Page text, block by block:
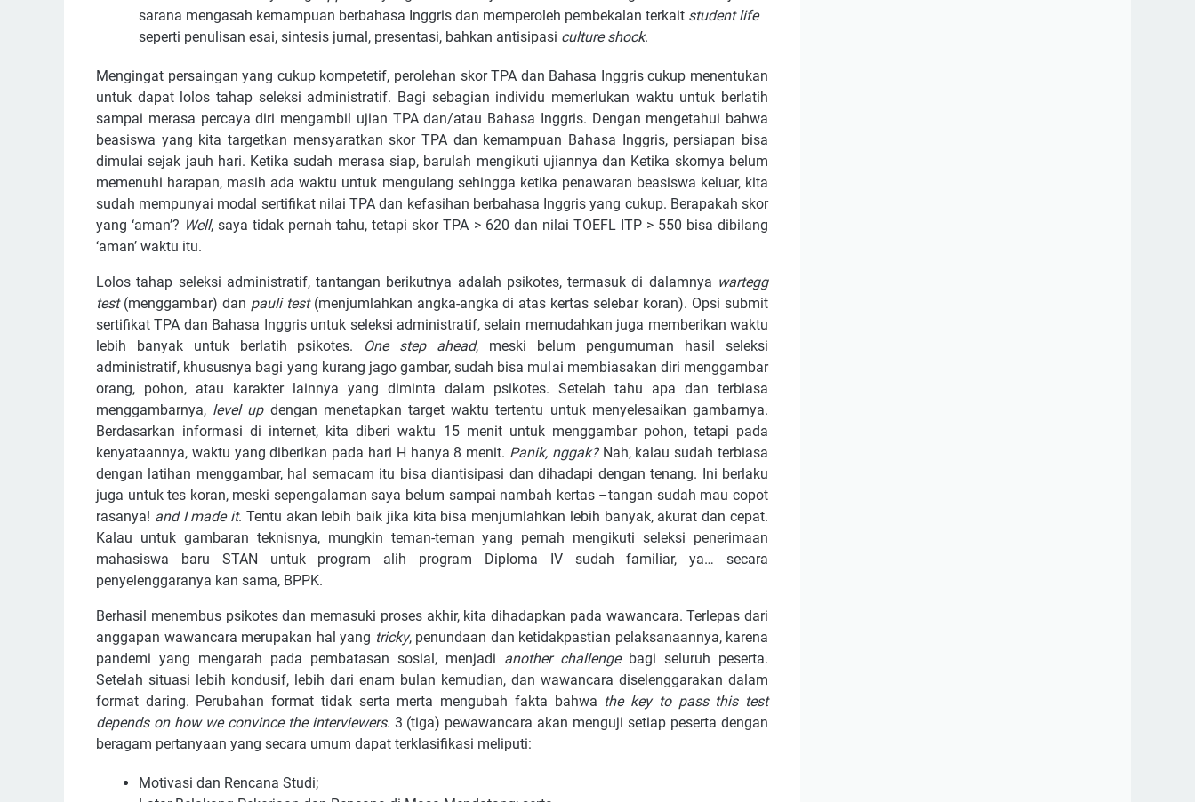
sarana mengasah kemampuan berbahasa Inggris dan memperoleh pembekalan terkait student life
seperti penulisan esai, sintesis jurnal, presentasi, bahkan antisipasi culture shock.
Mengingat persaingan yang cukup kompetetif, perolehan skor TPA dan Bahasa Inggris cukup menentukan
untuk dapat lolos tahap seleksi administratif. Bagi sebagian individu memerlukan waktu untuk berlatih
sampai merasa percaya diri mengambil ujian TPA dan/atau Bahasa Inggris. Dengan mengetahui bahwa
beasiswa yang kita targetkan mensyaratkan skor TPA dan kemampuan Bahasa Inggris, persiapan bisa
dimulai sejak jauh hari. Ketika sudah merasa siap, barulah mengikuti ujiannya dan Ketika skornya belum
memenuhi harapan, masih ada waktu untuk mengulang sehingga ketika penawaran beasiswa keluar, kita
sudah mempunyai modal sertifikat nilai TPA dan kefasihan berbahasa Inggris yang cukup. Berapakah skor
yang ‘aman’? Well, saya tidak pernah tahu, tetapi skor TPA > 620 dan nilai TOEFL ITP > 550 bisa dibilang
‘aman’ waktu itu.
Lolos tahap seleksi administratif, tantangan berikutnya adalah psikotes, termasuk di dalamnya wartegg
test(menggambar) dan pauli test(menjumlahkan angka-angka di atas kertas selebar koran). Opsi submit
sertifikat TPA dan Bahasa Inggris untuk seleksi administratif, selain memudahkan juga memberikan waktu
lebih banyak untuk berlatih psikotes. One step ahead, meski belum pengumuman hasil seleksi
administratif, khususnya bagi yang kurang jago gambar, sudah bisa mulai membiasakan diri menggambar
orang, pohon, atau karakter lainnya yang diminta dalam psikotes. Setelah tahu apa dan terbiasa
menggambarnya, level updengan menetapkan target waktu tertentu untuk menyelesaikan gambarnya.
Berdasarkan informasi di internet, kita diberi waktu 15 menit untuk menggambar pohon, tetapi pada
kenyataannya, waktu yang diberikan pada hari H hanya 8 menit. Panik, nggak?Nah, kalau sudah terbiasa
dengan latihan menggambar, hal semacam itu bisa diantisipasi dan dihadapi dengan tenang. Ini berlaku
juga untuk tes koran, meski sepengalaman saya belum sampai nambah kertas –tangan sudah mau copot
rasanya! and I made it. Tentu akan lebih baik jika kita bisa menjumlahkan lebih banyak, akurat dan cepat.
Kalau untuk gambaran teknisnya, mungkin teman-teman yang pernah mengikuti seleksi penerimaan
mahasiswa baru STAN untuk program alih program Diploma IV sudah familiar, ya… secara
penyelenggaranya kan sama, BPPK.
Berhasil menembus psikotes dan memasuki proses akhir, kita dihadapkan pada wawancara. Terlepas dari
anggapan wawancara merupakan hal yang tricky, penundaan dan ketidakpastian pelaksanaannya, karena
pandemi yang mengarah pada pembatasan sosial, menjadi another challengebagi seluruh peserta.
Setelah situasi lebih kondusif, lebih dari enam bulan kemudian, dan wawancara diselenggarakan dalam
format daring. Perubahan format tidak serta merta mengubah fakta bahwa the key to pass this test
depends on how we convince the interviewers. 3 (tiga) pewawancara akan menguji setiap peserta dengan
beragam pertanyaan yang secara umum dapat terklasifikasi meliputi:
Motivasi dan Rencana Studi;